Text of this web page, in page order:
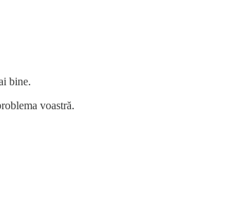
bine.
voastră.